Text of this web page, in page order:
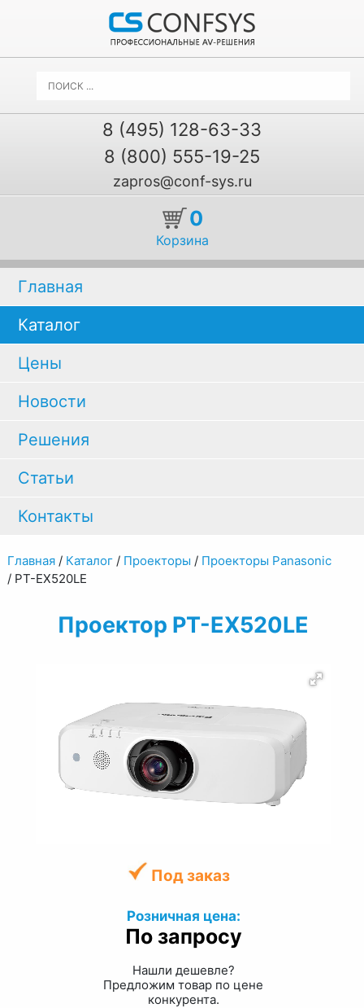
8 (495) 128-63-33
8 (800) 555-19-25
zapros@conf-sys.ru
0
Корзина
Главная
Каталог
Цены
Новости
Решения
Статьи
Контакты
Главная/ Каталог/ Проекторы / Проекторы Panasonic
/ PT-EX520LE
Проектор PT-EX520LE
Под заказ
Розничная цена:
По запросу
Нашли дешевле?
Предложим товар по цене
конкурента.